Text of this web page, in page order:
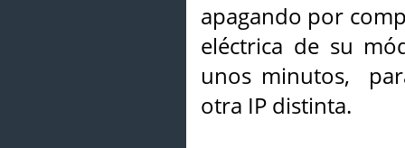
apagando por
eléctrica de su
unos minutos,
otra IP distinta.